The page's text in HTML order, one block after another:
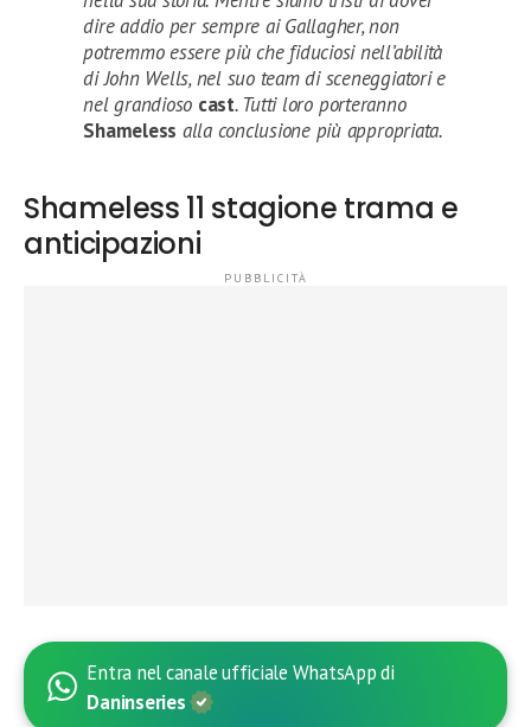
dire addio per sempre ai Gallagher, non
potremmo essere più che fiduciosi nell’abilità
di John Wells, nel suo team di sceneggiatori e
nel grandioso cast. Tutti loro porteranno
Shameless alla conclusione più appropriata.
Shameless 11 stagione trama e
anticipazioni
Entra nel canale ufficiale WhatsApp di
Daninseries